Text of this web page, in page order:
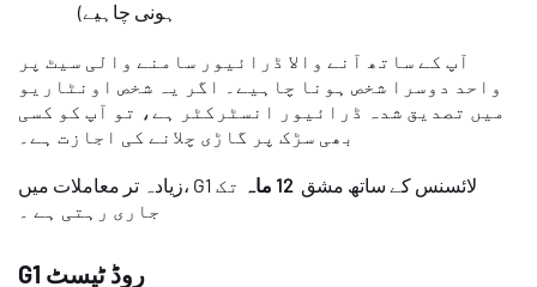
ہونی چاہیے)
آپ کے ساتھ آنے والا ڈرائیور سامنے والی سیٹ پر
واحد دوسرا شخص ہونا چاہیے۔ اگر یہ شخص اونٹاریو
میں تصدیق شدہ ڈرائیور انسٹرکٹر ہے، تو آپ کو کسی
بھی سڑک پر گاڑی چلانے کی اجازت ہے۔
زیادہ تر معاملات میں، G1 لائسنس کے ساتھ مشق 12 ماہ
تک
جاری رہتی ہے ۔
G1 روڈ ٹیسٹ